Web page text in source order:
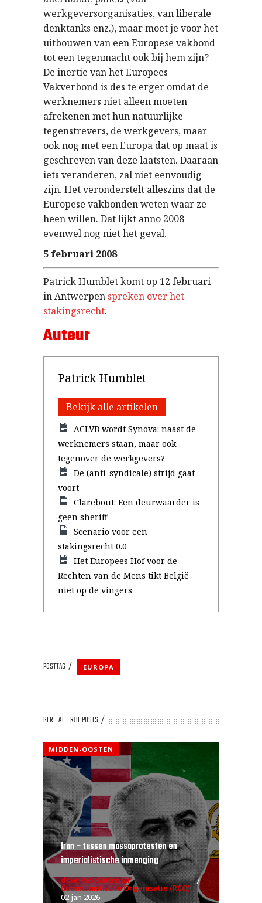
werkgeversorganisaties, van liberale
denktanks enz.), maar moet je voor het
uitbouwen van een Europese vakbond
tot een tegenmacht ook bij hem zijn?
De inertie van het Europees
Vakverbond is des te erger omdat de
werknemers niet alleen moeten
afrekenen met hun natuurlijke
tegenstrevers, de werkgevers, maar
ook nog met een Europa dat op maat is
geschreven van deze laatsten. Daaraan
iets veranderen, zal niet eenvoudig
zijn. Het veronderstelt alleszins dat de
Europese vakbonden weten waar ze
heen willen. Dat lijkt anno 2008
evenwel nog niet het geval.
5 februari 2008
Patrick Humblet komt op 12 februari
in Antwerpen spreken over het
stakingsrecht.
Auteur
Patrick Humblet
Bekijk alle artikelen
ACLVB wordt Synova: naast de
werknemers staan, maar ook
tegenover de werkgevers?
De (anti-syndicale) strijd gaat
voort
Clarebout: Een deurwaarder is
geen sheriff
Scenario voor een
stakingsrecht 0.0
Het Europees Hof voor de
Rechten van de Mens tikt België
niet op de vingers
POSTTAG EUROPA
GERELATEERDE POSTS
MIDDEN-OOSTEN
Iran – tussen massaprotesten en
imperialistische inmenging
door Revolutionair
Communistische Organisatie (RCO)
02 jan 2026